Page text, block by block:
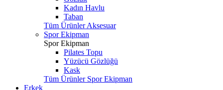
Kadın Havlu
Taban
Tüm Ürünler Aksesuar
Spor Ekipman
Spor Ekipman
Pilates Topu
Yüzücü Gözlüğü
Kask
Tüm Ürünler Spor Ekipman
Erkek